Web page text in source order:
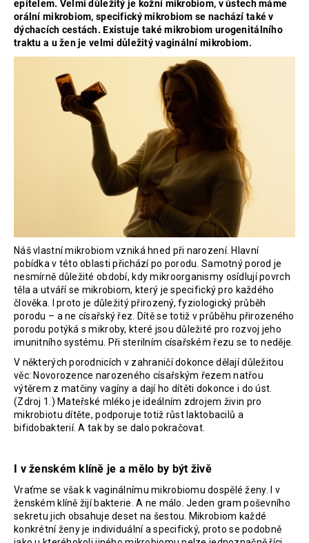
epitelem. Velmi důležitý je kožní mikrobiom, v ústech máme
orální mikrobiom, specifický mikrobiom se nachází také v
dýchacích cestách. Existuje také mikrobiom urogenitálního
traktu a u žen je velmi důležitý vaginální mikrobiom.
Náš vlastní mikrobiom vzniká hned při narození. Hlavní
pobídka v této oblasti přichází po porodu. Samotný porod je
nesmírně důležité období, kdy mikroorganismy osídlují povrch
těla a utváří se mikrobiom, který je specifický pro každého
člověka. I proto je důležitý přirozený, fyziologický průběh
porodu – a ne císařský řez. Dítě se totiž v průběhu přirozeného
porodu potýká s mikroby, které jsou důležité pro rozvoj jeho
imunitního systému. Při sterilním císařském řezu se to neděje.
V některých porodnicích v zahraničí dokonce dělají důležitou
věc: Novorozence narozeného císařským řezem natřou
výtěrem z matčiny vagíny a dají ho dítěti dokonce i do úst.
(Zdroj 1.) Mateřské mléko je ideálním zdrojem živin pro
mikrobiotu dítěte, podporuje totiž růst laktobacilů a
bifidobakterií. A tak by se dalo pokračovat.
I v ženském klíně je a mělo by být živě
Vraťme se však k vaginálnímu mikrobiomu dospělé ženy. I v
ženském klíně žijí bakterie. A ne málo. Jeden gram poševního
sekretu jich obsahuje deset na šestou. Mikrobiom každé
konkrétní ženy je individuální a specifický, proto se podobně
t
e
n
D
o
p
o
r
č
u
j
e
m
PROBIO
WOMAN
THERAPY
952
Kč